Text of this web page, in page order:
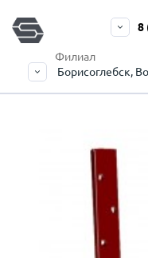
Филиал
Борисоглебск,
8